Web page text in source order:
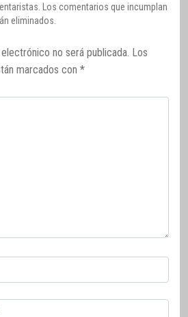
Los comentarios que incumplan
eliminados.
no será publicada. Los
marcados con *